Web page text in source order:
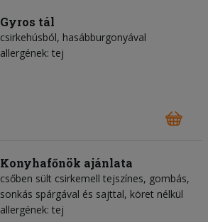
Gyros tál
csirkehúsból, hasábburgonyával
allergének: tej
Konyhafőnök ajánlata
csőben sült csirkemell tejszínes, gombás,
sonkás spárgával és sajttal, köret nélkül
allergének: tej